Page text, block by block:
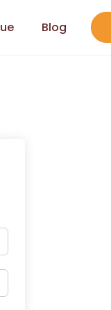
Blog